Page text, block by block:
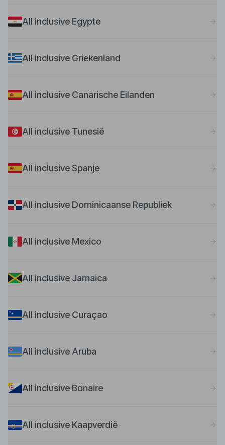
All inclusive Egypte
All inclusive Griekenland
All inclusive Canarische Eilanden
All inclusive Tunesië
All inclusive Spanje
All inclusive Dominicaanse Republiek
All inclusive Mexico
All inclusive Jamaica
All inclusive Curaçao
All inclusive Aruba
All inclusive Bonaire
All inclusive Kaapverdië